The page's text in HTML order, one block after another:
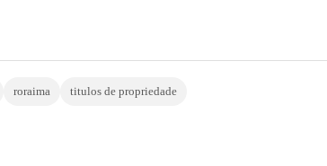
roraima titulos de propriedade